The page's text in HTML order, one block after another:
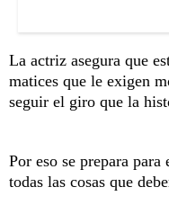
La actriz asegura que
matices que le exigen
seguir el giro que la
Por eso se prepara
todas las cosas que